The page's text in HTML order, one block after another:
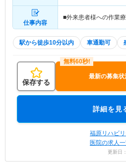
仕事内容
■外来患者様への作業
駅から徒歩10分以内 車通勤可
保存する
最新の募集
詳細を見
福原リハビ
医院の求人
更新日